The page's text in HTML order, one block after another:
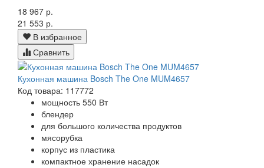
18 967 р.
21 553 р.
В избранное
Сравнить
Кухонная машина Bosch The One MUM4657
Код товара: 117772
мощность 550 Вт
блендер
для большого количества продуктов
мясорубка
корпус из пластика
компактное хранение насадок